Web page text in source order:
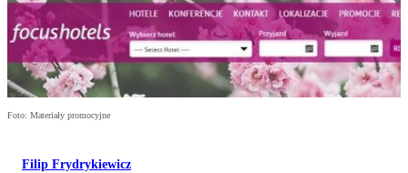
Foto: Materiały promocyjne
Filip Frydrykiewicz